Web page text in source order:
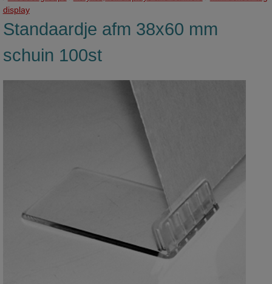
display
Standaardje afm 38x60 mm
schuin 100st